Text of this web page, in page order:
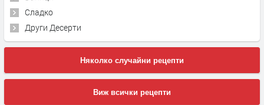
Сладко
Други Десерти
Няколко случайни рецепти
Виж всички рецепти